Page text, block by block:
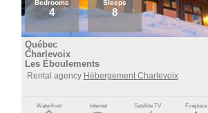
Bedrooms
4
Sleeps
8
Québec
Charlevoix
Les Éboulements
Rental agency Hébergement Charlevoix
Waterfront Internet Satellite TV Fireplace